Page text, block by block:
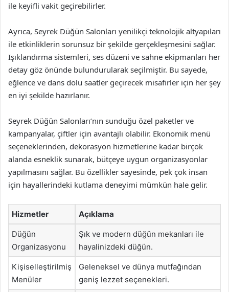
ile keyifli vakit geçirebilirler.
Ayrıca, Seyrek Düğün Salonları yenilikçi teknolojik altyapıları
ile etkinliklerin sorunsuz bir şekilde gerçekleşmesini sağlar.
Işıklandırma sistemleri, ses düzeni ve sahne ekipmanları her
detay göz önünde bulundurularak seçilmiştir. Bu sayede,
eğlence ve dans dolu saatler geçirecek misafirler için her şey
en iyi şekilde hazırlanır.
Seyrek Düğün Salonları’nın sunduğu özel paketler ve
kampanyalar, çiftler için avantajlı olabilir. Ekonomik menü
seçeneklerinden, dekorasyon hizmetlerine kadar birçok
alanda esneklik sunarak, bütçeye uygun organizasyonlar
yapılmasını sağlar. Bu özellikler sayesinde, pek çok insan
için hayallerindeki kutlama deneyimi mümkün hale gelir.
Hizmetler Açıklama
Düğün
Organizasyonu
Şık ve modern düğün mekanları ile
hayalinizdeki düğün.
Kişiselleştirilmiş
Menüler
Geleneksel ve dünya mutfağından
geniş lezzet seçenekleri.